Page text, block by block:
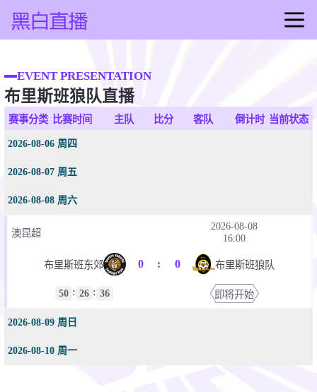
足球直播
篮球直播
足球录像
篮球集锦
足球新闻
EVENT PRESENTATION
布里斯班狼队直播
赛事分类 比赛时间 主队 比分 客队 倒计时 当前状态
2026-08-06 周四
2026-08-07 周五
2026-08-08 周六
澳昆超
2026-08-08
16:00
布里斯班东郊 0 : 0 布里斯班狼队
50 : 26 : 36 即将开始
2026-08-09 周日
2026-08-10 周一